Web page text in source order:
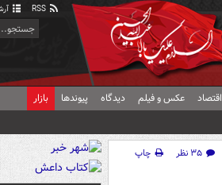
اقتصاد عکس و فیلم دیدگاه پیوندها بازار
۳۵ نظر
چاپ